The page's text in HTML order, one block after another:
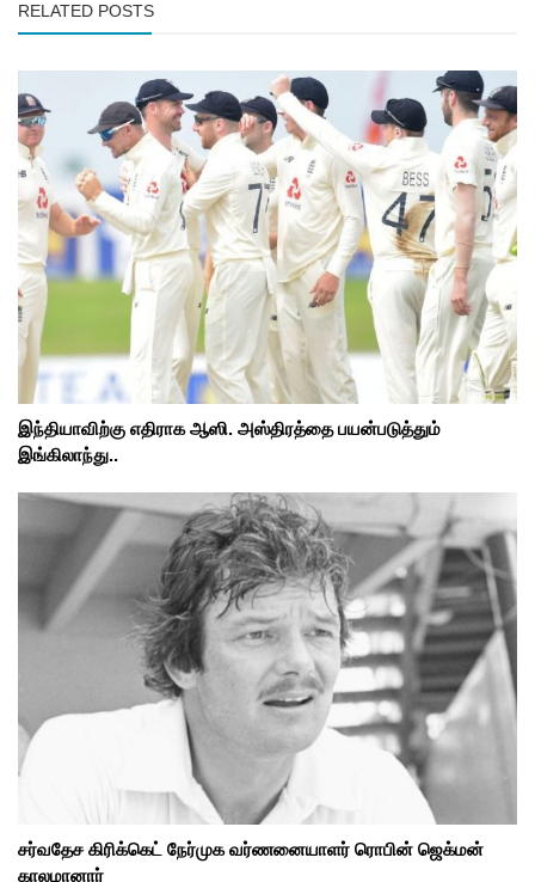
RELATED POSTS
இந்தியாவிற்கு எதிராக ஆஸி. அஸ்திரத்தை பயன்படுத்தும்
இங்கிலாந்து..
சர்வதேச கிரிக்கெட் நேர்முக வர்ணனையாளர் ரொபின் ஜெக்மன்
காலமானார்